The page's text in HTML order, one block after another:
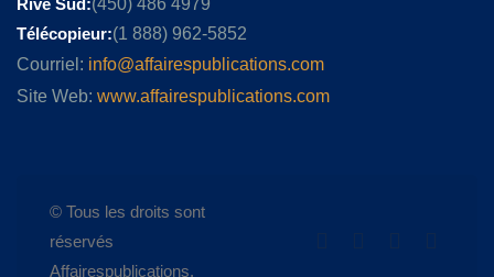
Télécopieur:(1 888) 962-5852
Courriel: info@affairespublications.com
Site Web: www.affairespublications.com
© Tous les droits sont
réservés
Affairespublications.